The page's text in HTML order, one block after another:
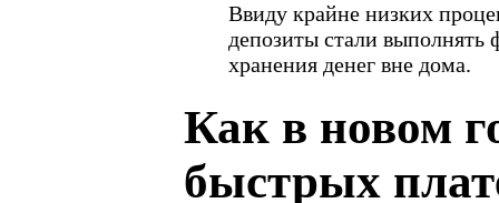
Ввиду крайне низких
депозиты стали
хранения денег вне дома.
Как в новом
быстрых